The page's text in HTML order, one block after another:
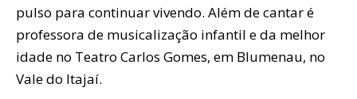
pulso para continuar vivendo. Além de cantar é
professora de musicalização infantil e da melhor
idade no Teatro Carlos Gomes, em Blumenau, no
Vale do Itajaí.